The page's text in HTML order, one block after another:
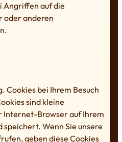
Angriffen auf die
oder anderen
Cookies bei Ihrem Besuch
sind kleine
Internet-Browser auf Ihrem
speichert. Wenn Sie unsere
geben diese Cookies